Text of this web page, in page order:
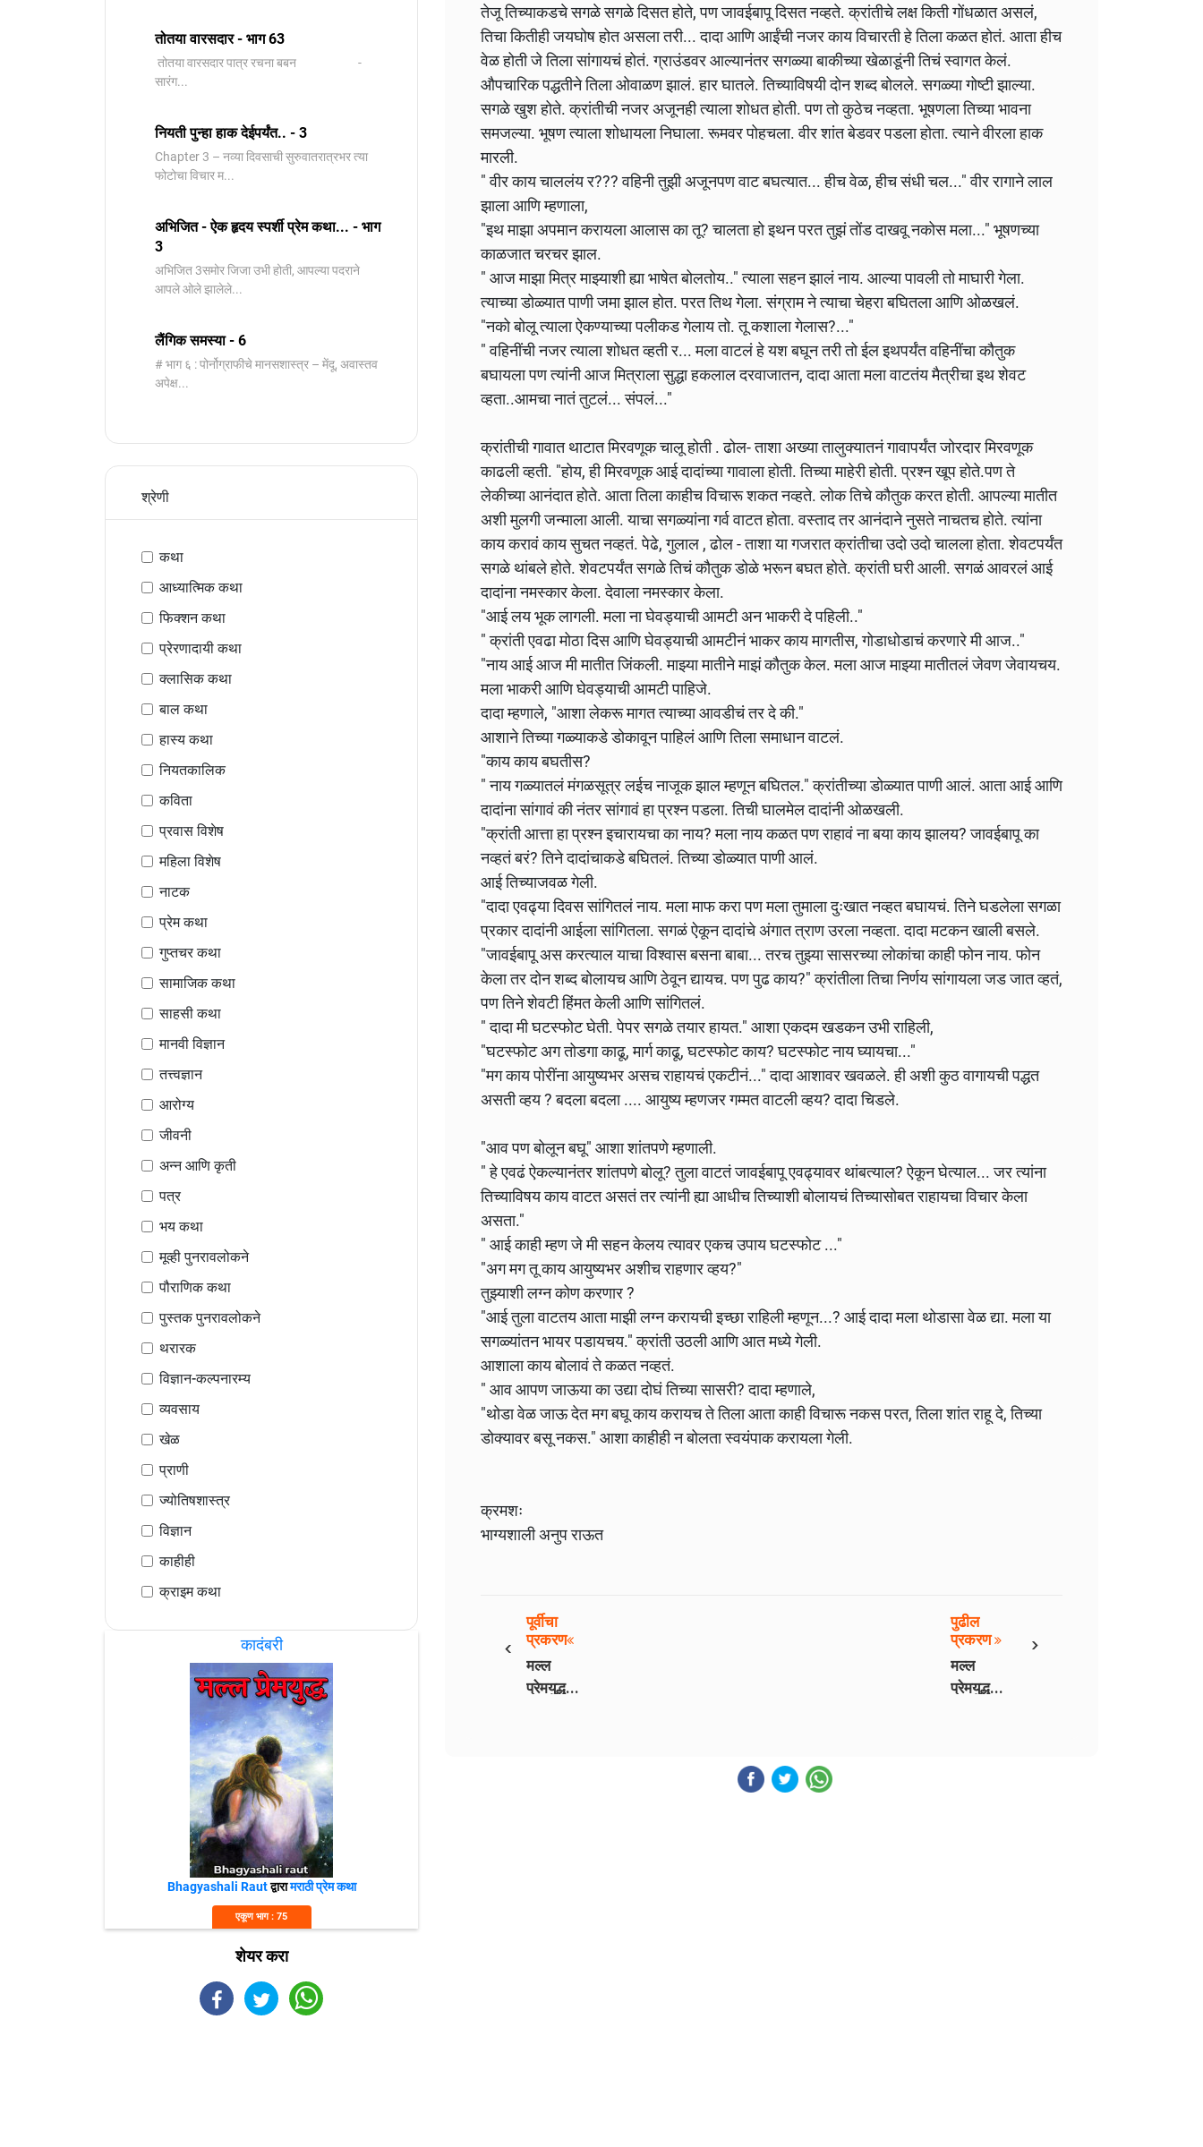
तोतया वारसदार - भाग 63
तोतया वारसदार पात्र रचना बबन -
सारंग...
नियती पुन्हा हाक देईपर्यंत.. - 3
Chapter 3 – नव्या दिवसाची सुरुवातरात्रभर त्या
फोटोचा विचार म...
अभिजित - ऐक हृदय स्पर्शी प्रेम कथा... - भाग
3
️अभिजित ️3समोर जिजा उभी होती, आपल्या पदराने
आपले ओले झालेले...
लैंगिक समस्या - 6
# भाग ६ : पोर्नोग्राफीचे मानसशास्त्र – मेंदू, अवास्तव
अपेक्ष...
श्रेणी
कथा
आध्यात्मिक कथा
फिक्शन कथा
प्रेरणादायी कथा
क्लासिक कथा
बाल कथा
हास्य कथा
नियतकालिक
कविता
प्रवास विशेष
महिला विशेष
नाटक
प्रेम कथा
गुप्तचर कथा
सामाजिक कथा
साहसी कथा
मानवी विज्ञान
तत्त्वज्ञान
आरोग्य
जीवनी
अन्न आणि कृती
पत्र
भय कथा
मूव्ही पुनरावलोकने
पौराणिक कथा
पुस्तक पुनरावलोकने
थरारक
विज्ञान-कल्पनारम्य
व्यवसाय
खेळ
प्राणी
ज्योतिषशास्त्र
विज्ञान
काहीही
क्राइम कथा
कादंबरी
Bhagyashali Rautद्वारामराठी प्रेम कथा
एकूण भाग : 75
शेयर करा
तेजू तिच्याकडचे सगळे सगळे दिसत होते, पण जावईबापू दिसत नव्हते. क्रांतीचे लक्ष किती गोंधळात असलं,
तिचा कितीही जयघोष होत असला तरी... दादा आणि आईंची नजर काय विचारती हे तिला कळत होतं. आता हीच
वेळ होती जे तिला सांगायचं होतं. ग्राउंडवर आल्यानंतर सगळ्या बाकीच्या खेळाडूंनी तिचं स्वागत केलं.
औपचारिक पद्धतीने तिला ओवाळण झालं. हार घातले. तिच्याविषयी दोन शब्द बोलले. सगळ्या गोष्टी झाल्या.
सगळे खुश होते. क्रांतीची नजर अजूनही त्याला शोधत होती. पण तो कुठेच नव्हता. भूषणला तिच्या भावना
समजल्या. भूषण त्याला शोधायला निघाला. रूमवर पोहचला. वीर शांत बेडवर पडला होता. त्याने वीरला हाक
मारली.
" वीर काय चाललंय र??? वहिनी तुझी अजूनपण वाट बघत्यात... हीच वेळ, हीच संधी चल..." वीर रागाने लाल
झाला आणि म्हणाला,
"इथ माझा अपमान करायला आलास का तू? चालता हो इथन परत तुझं तोंड दाखवू नकोस मला..." भूषणच्या
काळजात चरचर झाल.
" आज माझा मित्र माझ्याशी ह्या भाषेत बोलतोय.." त्याला सहन झालं नाय. आल्या पावली तो माघारी गेला.
त्याच्या डोळ्यात पाणी जमा झाल होत. परत तिथ गेला. संग्राम ने त्याचा चेहरा बघितला आणि ओळखलं.
"नको बोलू त्याला ऐकण्याच्या पलीकड गेलाय तो. तू कशाला गेलास?..."
" वहिनींची नजर त्याला शोधत व्हती र... मला वाटलं हे यश बघून तरी तो ईल इथपर्यंत वहिनींचा कौतुक
बघायला पण त्यांनी आज मित्राला सुद्धा हकलाल दरवाजातन, दादा आता मला वाटतंय मैत्रीचा इथ शेवट
व्हता..आमचा नातं तुटलं... संपलं..."
क्रांतीची गावात थाटात मिरवणूक चालू होती . ढोल- ताशा अख्या तालुक्यातनं गावापर्यंत जोरदार मिरवणूक
काढली व्हती. "होय, ही मिरवणूक आई दादांच्या गावाला होती. तिच्या माहेरी होती. प्रश्न खूप होते.पण ते
लेकीच्या आनंदात होते. आता तिला काहीच विचारू शकत नव्हते. लोक तिचे कौतुक करत होती. आपल्या मातीत
अशी मुलगी जन्माला आली. याचा सगळ्यांना गर्व वाटत होता. वस्ताद तर आनंदाने नुसते नाचतच होते. त्यांना
काय करावं काय सुचत नव्हतं. पेढे, गुलाल , ढोल - ताशा या गजरात क्रांतीचा उदो उदो चालला होता. शेवटपर्यंत
सगळे थांबले होते. शेवटपर्यंत सगळे तिचं कौतुक डोळे भरून बघत होते. क्रांती घरी आली. सगळं आवरलं आई
दादांना नमस्कार केला. देवाला नमस्कार केला.
"आई लय भूक लागली. मला ना घेवड्याची आमटी अन भाकरी दे पहिली.."
" क्रांती एवढा मोठा दिस आणि घेवड्याची आमटीनं भाकर काय मागतीस, गोडाधोडाचं करणारे मी आज.."
"नाय आई आज मी मातीत जिंकली. माझ्या मातीने माझं कौतुक केल. मला आज माझ्या मातीतलं जेवण जेवायचय.
मला भाकरी आणि घेवड्याची आमटी पाहिजे.
दादा म्हणाले, "आशा लेकरू मागत त्याच्या आवडीचं तर दे की."
आशाने तिच्या गळ्याकडे डोकावून पाहिलं आणि तिला समाधान वाटलं.
"काय काय बघतीस?
" नाय गळ्यातलं मंगळसूत्र लईच नाजूक झाल म्हणून बघितल." क्रांतीच्या डोळ्यात पाणी आलं. आता आई आणि
दादांना सांगावं की नंतर सांगावं हा प्रश्न पडला. तिची घालमेल दादांनी ओळखली.
"क्रांती आत्ता हा प्रश्न इचारायचा का नाय? मला नाय कळत पण राहावं ना बया काय झालय? जावईबापू का
नव्हतं बरं? तिने दादांचाकडे बघितलं. तिच्या डोळ्यात पाणी आलं.
आई तिच्याजवळ गेली.
"दादा एवढ्या दिवस सांगितलं नाय. मला माफ करा पण मला तुमाला दुःखात नव्हत बघायचं. तिने घडलेला सगळा
प्रकार दादांनी आईला सांगितला. सगळं ऐकून दादांचे अंगात त्राण उरला नव्हता. दादा मटकन खाली बसले.
"जावईबापू अस करत्याल याचा विश्वास बसना बाबा... तरच तुझ्या सासरच्या लोकांचा काही फोन नाय. फोन
केला तर दोन शब्द बोलायच आणि ठेवून द्यायच. पण पुढ काय?" क्रांतीला तिचा निर्णय सांगायला जड जात व्हतं,
पण तिने शेवटी हिंमत केली आणि सांगितलं.
" दादा मी घटस्फोट घेती. पेपर सगळे तयार हायत." आशा एकदम खडकन उभी राहिली,
"घटस्फोट अग तोडगा काढू, मार्ग काढू, घटस्फोट काय? घटस्फोट नाय घ्यायचा..."
"मग काय पोरींना आयुष्यभर असच राहायचं एकटीनं..." दादा आशावर खवळले. ही अशी कुठ वागायची पद्धत
असती व्हय ? बदला बदला .... आयुष्य म्हणजर गम्मत वाटली व्हय? दादा चिडले.
"आव पण बोलून बघू" आशा शांतपणे म्हणाली.
" हे एवढं ऐकल्यानंतर शांतपणे बोलू? तुला वाटतं जावईबापू एवढ्यावर थांबत्याल? ऐकून घेत्याल... जर त्यांना
तिच्याविषय काय वाटत असतं तर त्यांनी ह्या आधीच तिच्याशी बोलायचं तिच्यासोबत राहायचा विचार केला
असता."
" आई काही म्हण जे मी सहन केलय त्यावर एकच उपाय घटस्फोट ..."
"अग मग तू काय आयुष्यभर अशीच राहणार व्हय?"
तुझ्याशी लग्न कोण करणार ?
"आई तुला वाटतय आता माझी लग्न करायची इच्छा राहिली म्हणून...? आई दादा मला थोडासा वेळ द्या. मला या
सगळ्यांतन भायर पडायचय." क्रांती उठली आणि आत मध्ये गेली.
आशाला काय बोलावं ते कळत नव्हतं.
" आव आपण जाऊया का उद्या दोघं तिच्या सासरी? दादा म्हणाले,
"थोडा वेळ जाऊ देत मग बघू काय करायच ते तिला आता काही विचारू नकस परत, तिला शांत राहू दे, तिच्या
डोक्यावर बसू नकस." आशा काहीही न बोलता स्वयंपाक करायला गेली.
क्रमशः
भाग्यशाली अनुप राऊत
‹
पूर्वीचा
प्रकरण
मल्ल
प्रेमयुद्ध -
›
पुढील
प्रकरण
मल्ल
प्रेमयुद्ध -